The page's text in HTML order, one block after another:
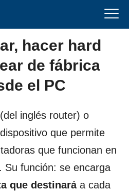
hacer hard
de fábrica
el PC
inglés router) o
que permite
que funcionan en
Su función: se encarga
que destinaráa cada